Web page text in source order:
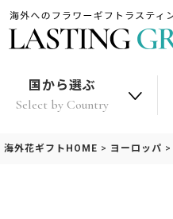
国から選ぶ
Select by Country
海外花ギフトHOME > ヨーロッパ >